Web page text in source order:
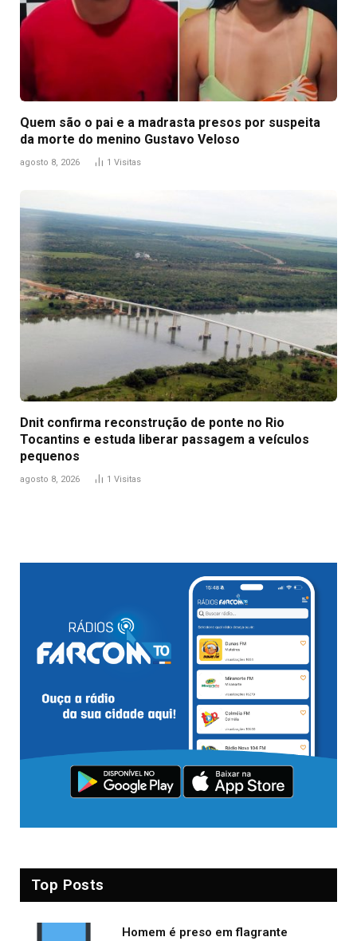
Quem são o pai e a madrasta presos por suspeita
da morte do menino Gustavo Veloso
agosto 8, 2026 1 Visitas
Dnit confirma reconstrução de ponte no Rio
Tocantins e estuda liberar passagem a veículos
pequenos
agosto 8, 2026 1 Visitas
Top Posts
Homem é preso em flagrante